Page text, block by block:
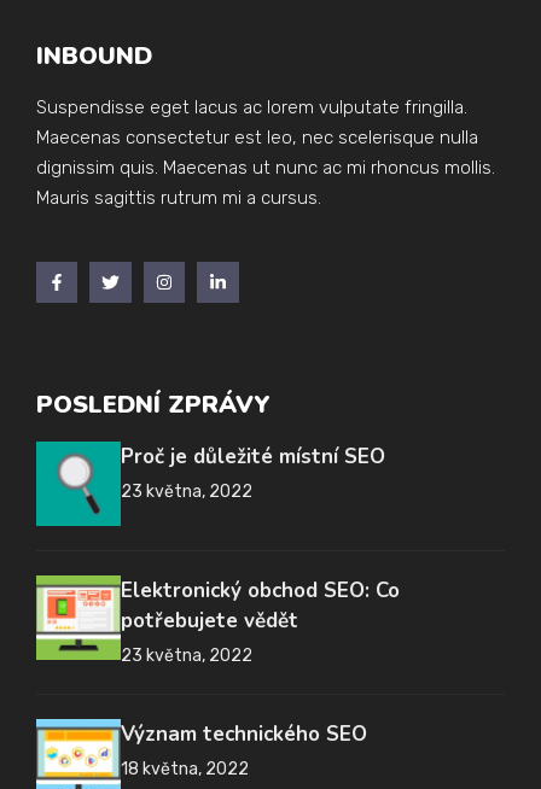
INBOUND
Suspendisse eget lacus ac lorem vulputate fringilla.
Maecenas consectetur est leo, nec scelerisque nulla
dignissim quis. Maecenas ut nunc ac mi rhoncus mollis.
Mauris sagittis rutrum mi a cursus.
POSLEDNÍ ZPRÁVY
Proč je důležité místní SEO
23 května, 2022
Elektronický obchod SEO: Co
potřebujete vědět
23 května, 2022
Význam technického SEO
18 května, 2022